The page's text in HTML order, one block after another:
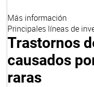
Más información
Principales líneas de
Trastornos
causados
raras